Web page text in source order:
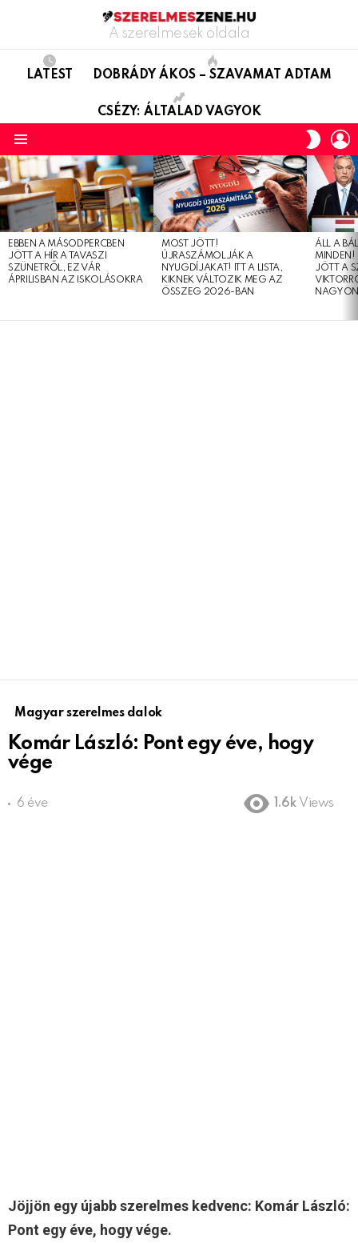
A szerelmesek oldala
LATEST DOBRÁDY ÁKOS – SZAVAMAT ADTAM
CSÉZY: ÁLTALAD VAGYOK
SKIN
LATEST
STORIES
EBBEN A MÁSODPERCBEN
JÖTT A HÍR A TAVASZI
SZÜNETRŐL, EZ VÁR
ÁPRILISBAN AZ ISKOLÁSOKRA
MOST JÖTT!
ÚJRASZÁMOLJÁK A
NYUGDÍJAKAT! ITT A LISTA,
KIKNEK VÁLTOZIK MEG AZ
ÖSSZEG 2026-BAN
ÁLL A
MINDEN!
JÖTT A
Magyar szerelmes dalok
Komár László: Pont egy éve, hogy
vége
6 éve 1.6k Views
Jöjjön egy újabb szerelmes kedvenc: Komár László:
Pont egy éve, hogy vége.